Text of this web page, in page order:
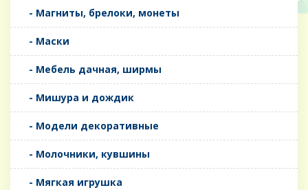
- Магниты, брелоки, монеты
- Маски
- Мебель дачная, ширмы
- Мишура и дождик
- Модели декоративные
- Молочники, кувшины
- Мягкая игрушка